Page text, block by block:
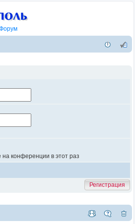
конференции в этот раз
Регистрация